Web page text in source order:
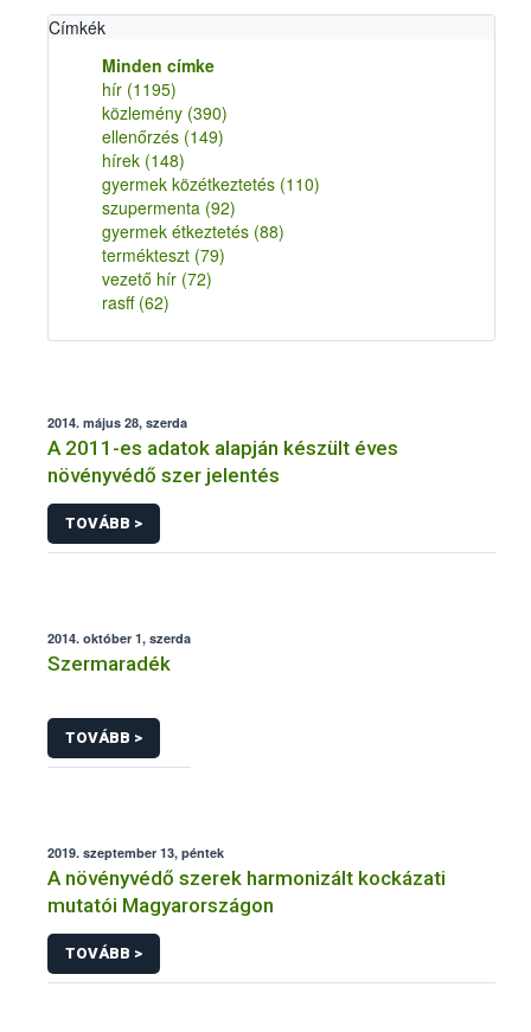
Címkék
Minden címke
hír (1195)
közlemény (390)
ellenőrzés (149)
hírek (148)
gyermek közétkeztetés (110)
szupermenta (92)
gyermek étkeztetés (88)
termékteszt (79)
vezető hír (72)
rasff (62)
2014. május 28, szerda
A 2011-es adatok alapján készült éves
növényvédő szer jelentés
TOVÁBB >
2014. október 1, szerda
Szermaradék
TOVÁBB >
2019. szeptember 13, péntek
A növényvédő szerek harmonizált kockázati
mutatói Magyarországon
TOVÁBB >